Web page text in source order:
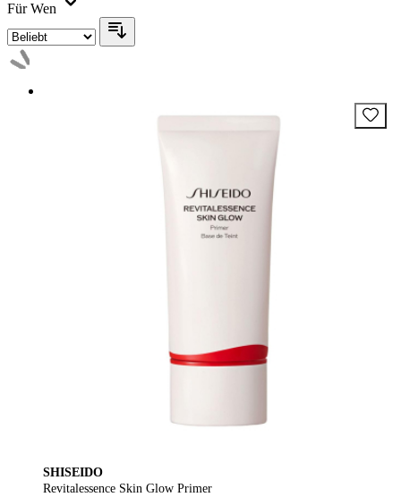
Für Wen
SHISEIDO
Revitalessence Skin Glow Primer